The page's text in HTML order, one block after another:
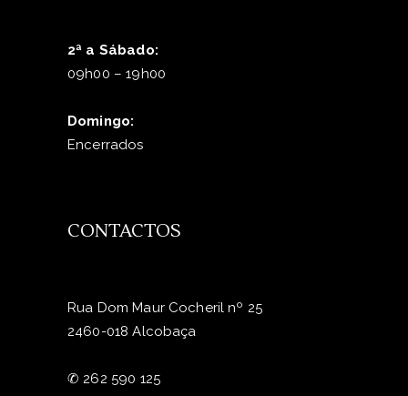
2ª a Sábado:
09h00 – 19h00
Domingo:
Encerrados
CONTACTOS
Rua Dom Maur Cocheril nº 25
2460-018 Alcobaça
✆ 262 590 125